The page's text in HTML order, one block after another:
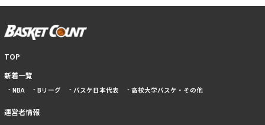
TOP
新着一覧
NBA Bリーグ バスケ日本代表 高校大学バスケ・その他
運営者情報